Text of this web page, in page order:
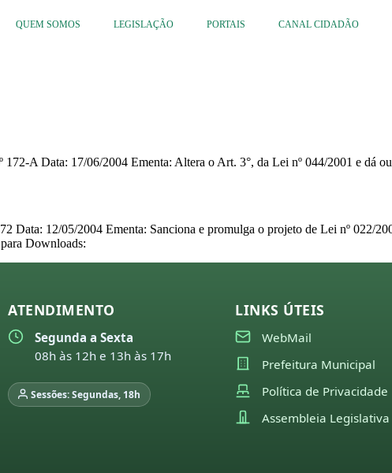
QUEM SOMOS LEGISLAÇÃO PORTAIS CANAL CIDADÃO
A Data: 17/06/2004 Ementa: Altera o Art. 3°, da Lei nº 044/2001 e dá
Data: 12/05/2004 Ementa: Sanciona e promulga o projeto de Lei nº 022/
Downloads:
ATENDIMENTO
Segunda a Sexta
08h às 12h e 13h às 17h
Sessões: Segundas, 18h
LINKS ÚTEIS
WebMail
Prefeitura Municipal
Política de Privacidade
Assembleia Legislativa